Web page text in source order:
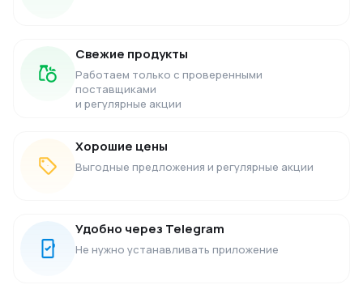
Свежие продукты
Работаем только с проверенными
поставщиками
и регулярные акции
Хорошие цены
Выгодные предложения и регулярные акции
Удобно через Telegram
Не нужно устанавливать приложение